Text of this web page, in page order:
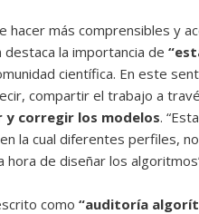
hacer más comprensibles y
la importancia de
científica. En este
compartir el trabajo a
y corregir los modelos.
la cual diferentes perfiles,
hora de diseñar los
como “auditoría